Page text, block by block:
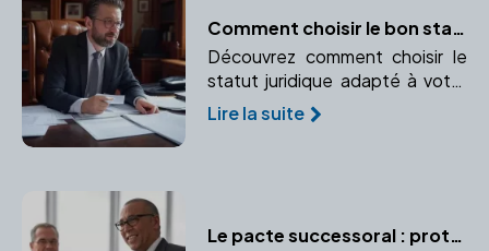
Comment choisir le bon statut juridique pour votre entreprise avec l'aide d'un notaire
Découvrez comment choisir le
statut juridique adapté à votre
entreprise avec l'aide d'un
Lire la suite
Le pacte successoral : protéger un proche ou garantir un accord